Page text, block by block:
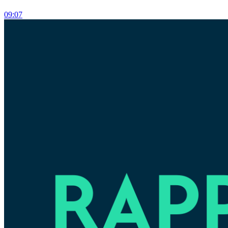
09:07